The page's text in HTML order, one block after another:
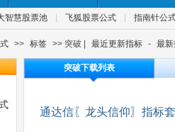
智慧股票池 飞狐股票公式 指南针公
>> 标签 >> 突破 | 最近更新指标 - 最
突破下载列表
通达信〖龙头信仰〗指标